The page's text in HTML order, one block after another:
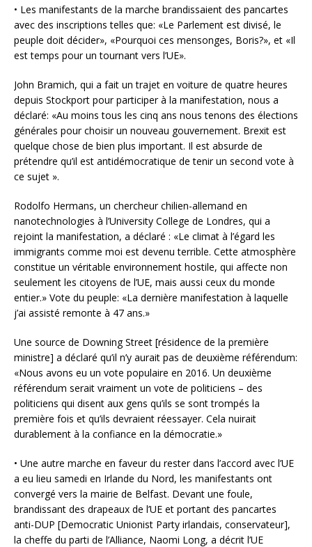
• Les manifestants de la marche brandissaient des pancartes
avec des inscriptions telles que: «Le Parlement est divisé, le
peuple doit décider», «Pourquoi ces mensonges, Boris?», et «Il
est temps pour un tournant vers l’UE».
John Bramich, qui a fait un trajet en voiture de quatre heures
depuis Stockport pour participer à la manifestation, nous a
déclaré: «Au moins tous les cinq ans nous tenons des élections
générales pour choisir un nouveau gouvernement. Brexit est
quelque chose de bien plus important. Il est absurde de
prétendre qu’il est antidémocratique de tenir un second vote à
ce sujet ».
Rodolfo Hermans, un chercheur chilien-allemand en
nanotechnologies à l’University College de Londres, qui a
rejoint la manifestation, a déclaré : «Le climat à l’égard les
immigrants comme moi est devenu terrible. Cette atmosphère
constitue un véritable environnement hostile, qui affecte non
seulement les citoyens de l’UE, mais aussi ceux du monde
entier.» Vote du peuple: «La dernière manifestation à laquelle
j’ai assisté remonte à 47 ans.»
Une source de Downing Street [résidence de la première
ministre] a déclaré qu’il n’y aurait pas de deuxième référendum:
«Nous avons eu un vote populaire en 2016. Un deuxième
référendum serait vraiment un vote de politiciens – des
politiciens qui disent aux gens qu’ils se sont trompés la
première fois et qu’ils devraient réessayer. Cela nuirait
durablement à la confiance en la démocratie.»
• Une autre marche en faveur du rester dans l’accord avec l’UE
a eu lieu samedi en Irlande du Nord, les manifestants ont
convergé vers la mairie de Belfast. Devant une foule,
brandissant des drapeaux de l’UE et portant des pancartes
anti-DUP [Democratic Unionist Party irlandais, conservateur],
la cheffe du parti de l’Alliance, Naomi Long, a décrit l’UE